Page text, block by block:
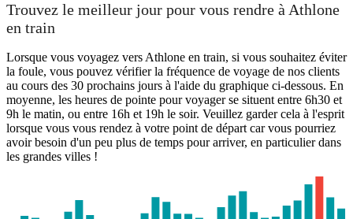
Trouvez le meilleur jour pour vous rendre à Athlone
en train
Lorsque vous voyagez vers Athlone en train, si vous souhaitez éviter
la foule, vous pouvez vérifier la fréquence de voyage de nos clients
au cours des 30 prochains jours à l'aide du graphique ci-dessous. En
moyenne, les heures de pointe pour voyager se situent entre 6h30 et
9h le matin, ou entre 16h et 19h le soir. Veuillez garder cela à l'esprit
lorsque vous vous rendez à votre point de départ car vous pourriez
avoir besoin d'un peu plus de temps pour arriver, en particulier dans
les grandes villes !